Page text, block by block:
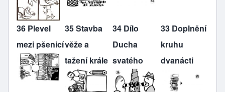
36 Plevel
mezi pšenicí
35 Stavba
věže a
tažení krále
34 Dílo
Ducha
svatého
33 Doplnění
kruhu
dvanácti